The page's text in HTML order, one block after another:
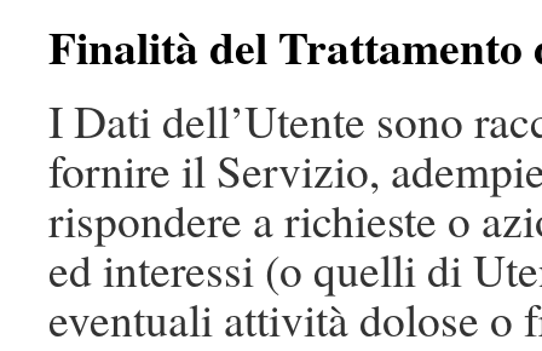
Finalità del Trattamento
I Dati dell’Utente sono
fornire il Servizio,
rispondere a richieste o
ed interessi (o quelli di
eventuali attività dolose o